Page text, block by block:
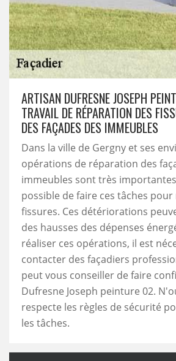
ARTISAN DUFRESNE JOSEPH
TRAVAIL DE RÉPARATION DES
DES FAÇADES DES IMMEUBLES
Dans la ville de Gergny et ses
opérations de réparation des
immeubles sont très
possible de faire ces tâches
fissures. Ces détériorations
des hausses des dépenses
réaliser ces opérations, il est
contacter des façadiers
peut vous conseiller de faire
Dufresne Joseph peinture 02.
respecte les règles de sécurité
les tâches.